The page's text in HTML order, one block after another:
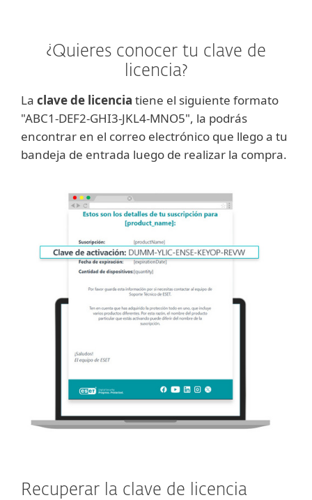
¿Quieres conocer tu clave de
licencia?
La clave de licencia tiene el siguiente formato
"ABC1-DEF2-GHI3-JKL4-MNO5", la podrás
encontrar en el correo electrónico que llego a tu
bandeja de entrada luego de realizar la compra.
Recuperar la clave de licencia